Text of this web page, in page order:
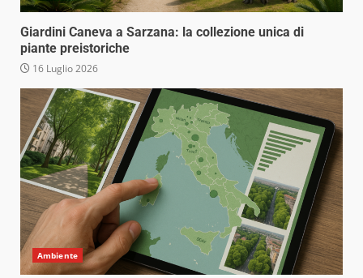
Giardini Caneva a Sarzana: la collezione unica di
piante preistoriche
16 Luglio 2026
Ambiente